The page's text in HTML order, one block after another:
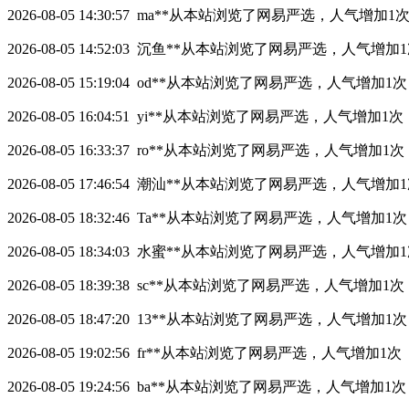
2026-08-05 14:30:57 ma**从本站浏览了网易严选，人气增加1次
2026-08-05 14:52:03 沉鱼**从本站浏览了网易严选，人气增加
2026-08-05 15:19:04 od**从本站浏览了网易严选，人气增加1次
2026-08-05 16:04:51 yi**从本站浏览了网易严选，人气增加1次
2026-08-05 16:33:37 ro**从本站浏览了网易严选，人气增加1次
2026-08-05 17:46:54 潮汕**从本站浏览了网易严选，人气增加
2026-08-05 18:32:46 Ta**从本站浏览了网易严选，人气增加1次
2026-08-05 18:34:03 水蜜**从本站浏览了网易严选，人气增加
2026-08-05 18:39:38 sc**从本站浏览了网易严选，人气增加1次
2026-08-05 18:47:20 13**从本站浏览了网易严选，人气增加1次
2026-08-05 19:02:56 fr**从本站浏览了网易严选，人气增加1次
2026-08-05 19:24:56 ba**从本站浏览了网易严选，人气增加1次